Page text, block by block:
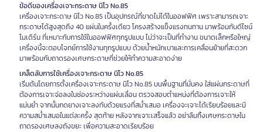
ข้อดีของเครื่องเจาะกระดาษ นิโว No.85
เครื่องเจาะกระดาษ นิโว No.85 เป็นอุปกรณ์ที่ขาดไม่ได้ในออฟฟิศ เพราะสามารถเจาะ
กระดาษได้สูงสุดถึง 40 แผ่นในครั้งเดียว โครงสร้างแข็งแรงทนทาน มาพร้อมกับดีไซน์
โมเดิร์น ที่เหมาะกับการใช้ในออฟฟิศทุกรูปแบบ ไม่ว่าจะเป็นที่ทำงาน ขนาดเล็กหรือใหญ่
เครื่องนี้จะตอบโจทย์การใช้งานทุกรูปแบบ ด้วยน้ำหนักเบาและการเคลื่อนย้ายที่สะดวก
มาพร้อมกับถาดรองเศษกระดาษที่ช่วยให้ทำความสะอาดง่าย
เคล็ดลับการใช้เครื่องเจาะกระดาษ นิโว No.85
เริ่มต้นโดยการตั้งเครื่องเจาะกระดาษ นิโว No.85 บนพื้นฐานที่มั่นคง ใส่แผ่นกระดาษที่
ต้องการเจาะจ่อลงในช่องระหว่างแผ่นเลื่อน ตรวจสอบตำแหน่งที่ต้องการเจาะให้
แม่นยำ จากนั้นกดยางเจาะลงทับด้วยแรงที่สม่ำเสมอ เครื่องจะเจาะได้เรียบร้อยและมี
ความสม่ำเสมอในแต่ละครั้ง สุดท้าย หลังจากเจาะเสร็จแล้ว อย่าลืมทิ้งเศษกระดาษใน
ถาดรองเศษลงถังขยะ เพื่อความสะอาดเรียบร้อย